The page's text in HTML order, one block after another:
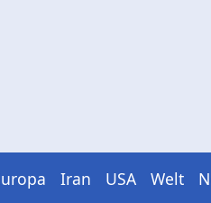
Iran USA Welt